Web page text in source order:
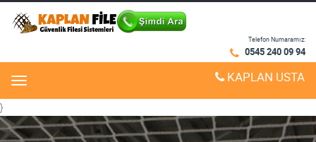
Telefon Numaramız:
0545 240 09 94
Menu KAPLAN USTA
}